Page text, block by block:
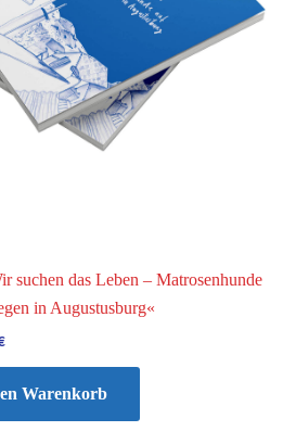
suchen das Leben – Matrosenhunde
in Augustusburg«
Warenkorb